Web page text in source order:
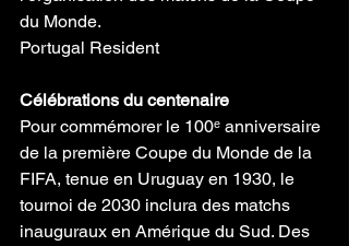
du Monde.
Portugal Resident
Célébrations du centenaire
Pour commémorer le 100ᵉ anniversaire
de la première Coupe du Monde de la
FIFA, tenue en Uruguay en 1930, le
tournoi de 2030 inclura des matchs
inauguraux en Amérique du Sud. Des